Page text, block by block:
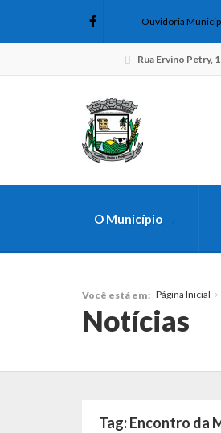
Ouvidoria
Rua Ervino Petry,
O Município
Você está em: Página Inicial
Notícias
Tag:Encontro da